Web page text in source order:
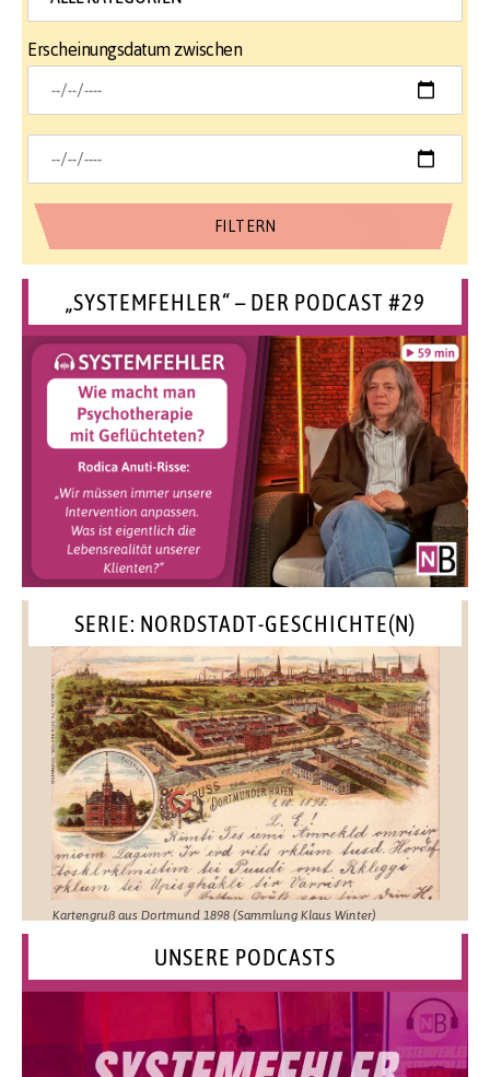
Erscheinungsdatum zwischen
„SYSTEMFEHLER“ – DER PODCAST #29
SERIE: NORDSTADT-GESCHICHTE(N)
Kartengruß aus Dortmund 1898 (Sammlung Klaus Winter)
UNSERE PODCASTS